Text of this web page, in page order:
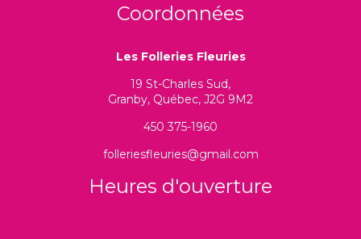
Coordonnées
Les Folleries Fleuries
19 St-Charles Sud,
Granby, Québec, J2G 9M2
450 375-1960
folleriesfleuries@gmail.com
Heures d'ouverture